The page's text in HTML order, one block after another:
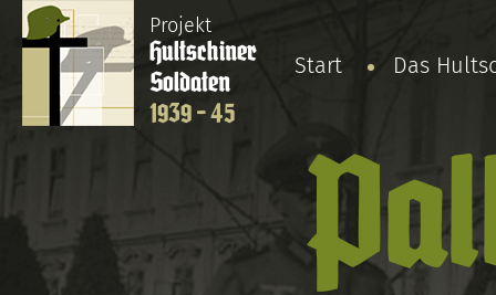
Projekt
Hultschiner
Soldaten
1939 - 45
Start Das